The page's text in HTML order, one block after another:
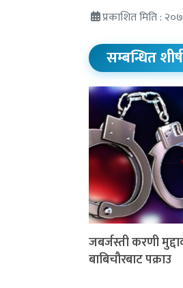
प्रकाशित मिति :
सम्बन्धित
जबर्जस्ती करणी
बाबिचौरबाट पक्राउ